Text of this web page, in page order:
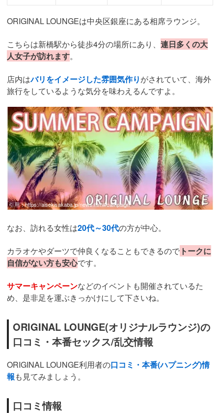
ORIGINAL LOUNGEは中央区銀座にある相席ラウンジ。
こちらは新橋駅から徒歩4分の場所にあり、 連日多くの大
人女子が訪れます。
店内はバリをイメージした雰囲気作りがされていて、海外
旅行をしているような気分を味わえるんですよ。
引用：https://aisekisakaba.jp/news.html#campaign
なお、訪れる女性は20代～30代の方が中心。
カラオケやダーツで仲良くなることもできるので トークに
自信がない方も安心です。
サマーキャンペーンなどのイベントも開催されているた
め、是非足を運ぶきっかけにして下さいね。
ORIGINAL LOUNGE(オリジナルラウンジ)の
口コミ・本番セックス/乱交情報
ORIGINAL LOUNGE利用者の口コミ・本番(ハプニング)情
報も見てみましょう。
口コミ情報